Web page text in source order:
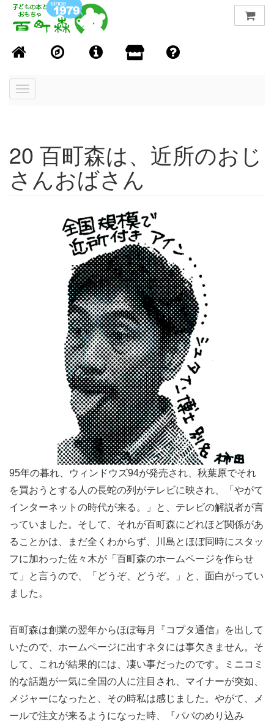
Toggle
20 百町森は、近所のおじ
さんおばさん
95年の暮れ、ウィンドウズ94が発売され、秋葉原でそれ
を買おうとする人の長蛇の列がテレビに映され、「やがて
インターネットの時代が来る。」と、テレビの解説者が言
っていました。そして、それが百町森にどれほど関係があ
ることかは、まだ全くわからず、川島とほぼ同時にスタッ
フに加わった佐々木が「百町森のホームページを作らせ
て」と言うので、「どうぞ、どうぞ。」と、面白がってい
ました。
百町森は創業の翌年からほぼ毎月『コプタ通信』を出して
いたので、ホームページに出すネタには事欠きません。そ
して、これが結果的には、凄い事だったのです。ミニコミ
的な話題が一気に全国の人に注目され、マイナーが突如、
メジャーになったと、その時私は感じました。やがて、メ
ールで注文が来るようになった時、『パパのめり込み